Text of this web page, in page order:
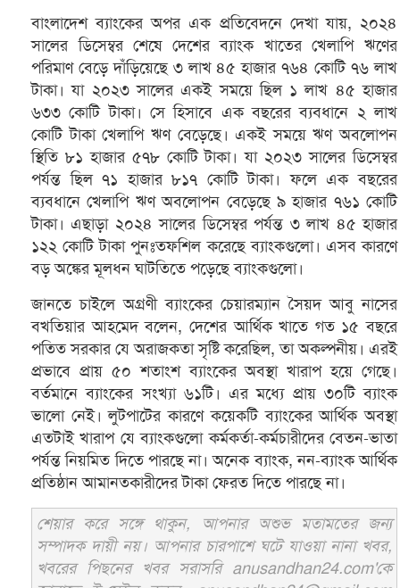
বাংলাদেশ ব্যাংকের অপর এক প্রতিবেদনে দেখা যায়, ২০২৪
সালের ডিসেম্বর শেষে দেশের ব্যাংক খাতের খেলাপি ঋণের
পরিমাণ বেড়ে দাঁড়িয়েছে ৩ লাখ ৪৫ হাজার ৭৬৪ কোটি ৭৬ লাখ
টাকা। যা ২০২৩ সালের একই সময়ে ছিল ১ লাখ ৪৫ হাজার
৬৩৩ কোটি টাকা। সে হিসাবে এক বছরের ব্যবধানে ২ লাখ
কোটি টাকা খেলাপি ঋণ বেড়েছে। একই সময়ে ঋণ অবলোপন
স্থিতি ৮১ হাজার ৫৭৮ কোটি টাকা। যা ২০২৩ সালের ডিসেম্বর
পর্যন্ত ছিল ৭১ হাজার ৮১৭ কোটি টাকা। ফলে এক বছরের
ব্যবধানে খেলাপি ঋণ অবলোপন বেড়েছে ৯ হাজার ৭৬১ কোটি
টাকা। এছাড়া ২০২৪ সালের ডিসেম্বর পর্যন্ত ৩ লাখ ৪৫ হাজার
১২২ কোটি টাকা পুনঃতফশিল করেছে ব্যাংকগুলো। এসব কারণে
বড় অঙ্কের মূলধন ঘাটতিতে পড়েছে ব্যাংকগুলো।
জানতে চাইলে অগ্রণী ব্যাংকের চেয়ারম্যান সৈয়দ আবু নাসের
বখতিয়ার আহমেদ বলেন, দেশের আর্থিক খাতে গত ১৫ বছরে
পতিত সরকার যে অরাজকতা সৃষ্টি করেছিল, তা অকল্পনীয়। এরই
প্রভাবে প্রায় ৫০ শতাংশ ব্যাংকের অবস্থা খারাপ হয়ে গেছে।
বর্তমানে ব্যাংকের সংখ্যা ৬১টি। এর মধ্যে প্রায় ৩০টি ব্যাংক
ভালো নেই। লুটপাটের কারণে কয়েকটি ব্যাংকের আর্থিক অবস্থা
এতটাই খারাপ যে ব্যাংকগুলো কর্মকর্তা-কর্মচারীদের বেতন-ভাতা
পর্যন্ত নিয়মিত দিতে পারছে না। অনেক ব্যাংক, নন-ব্যাংক আর্থিক
প্রতিষ্ঠান আমানতকারীদের টাকা ফেরত দিতে পারছে না।
শেয়ার করে সঙ্গে থাকুন, আপনার অশুভ মতামতের জন্য
সম্পাদক দায়ী নয়। আপনার চারপাশে ঘটে যাওয়া নানা খবর,
খবরের পিছনের খবর সরাসরি anusandhan24.com'কে